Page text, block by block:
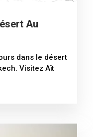
Au
dans le désert
Visitez Aït